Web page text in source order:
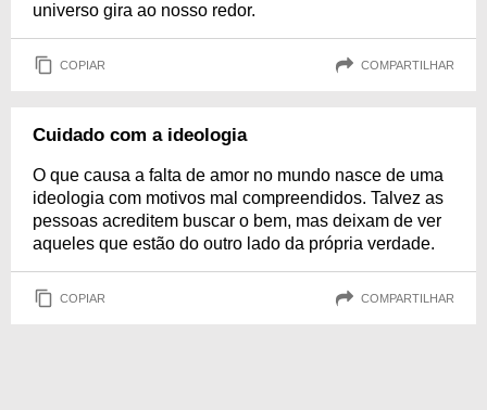
universo gira ao nosso redor.
COPIAR COMPARTILHAR
Cuidado com a ideologia
O que causa a falta de amor no mundo nasce de uma
ideologia com motivos mal compreendidos. Talvez as
pessoas acreditem buscar o bem, mas deixam de ver
aqueles que estão do outro lado da própria verdade.
COPIAR COMPARTILHAR